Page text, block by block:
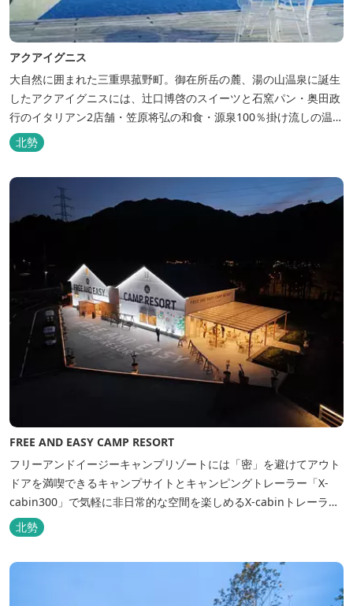
アクアイグニス
大自然に囲まれた三重県菰野町。御在所岳の麓、湯の山温泉に誕生
したアクアイグニスには、辻󠄀口博啓のスイーツと石窯パン・奥田政
行のイタリアン2店舗・笠原将弘の和食・源泉100％掛け流しの温
泉・宿泊棟・離れ宿・苺ハウス・ギャラリーなど、様々な『癒し』
と『食』が集結しております。 【『癒し』の追求 】 ◆源泉100%
掛け流し「片岡温泉」 片岡温泉は、地下1,200ｍより湯口で約42℃
北勢
FREE AND EASY CAMP RESORT
フリーアンドイージーキャンプリゾートには「密」を避けてアウト
ドアを満喫できるキャンプサイトとキャンピングトレーラー「X-
cabin300」で気軽に非日常的な空間を楽しめるX-cabinトレーラー
サイト、日帰り手ぶらBBQやドッグラン・ドッグサロン、貸切サウ
ナ施設などを完備、キャンプしながら併設している片岡温泉「アク
アイグニス」の入浴利用もできるキャンプリゾートです。
北勢